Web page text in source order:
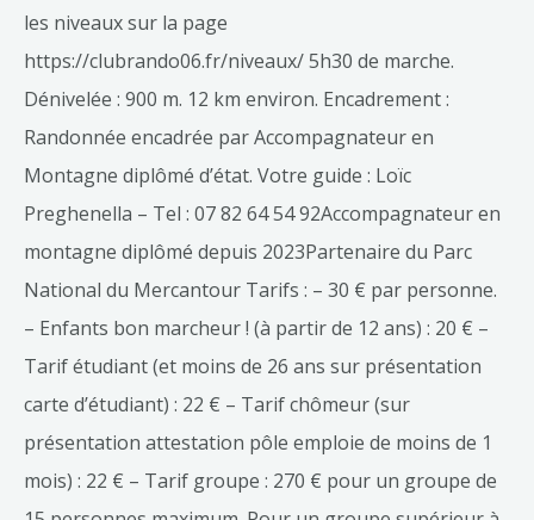
les niveaux sur la page
https://clubrando06.fr/niveaux/ 5h30 de marche.
Dénivelée : 900 m. 12 km environ. Encadrement :
Randonnée encadrée par Accompagnateur en
Montagne diplômé d’état. Votre guide : Loïc
Preghenella – Tel : 07 82 64 54 92Accompagnateur en
montagne diplômé depuis 2023Partenaire du Parc
National du Mercantour Tarifs : – 30 € par personne.
– Enfants bon marcheur ! (à partir de 12 ans) : 20 € –
Tarif étudiant (et moins de 26 ans sur présentation
carte d’étudiant) : 22 € – Tarif chômeur (sur
présentation attestation pôle emploie de moins de 1
mois) : 22 € – Tarif groupe : 270 € pour un groupe de